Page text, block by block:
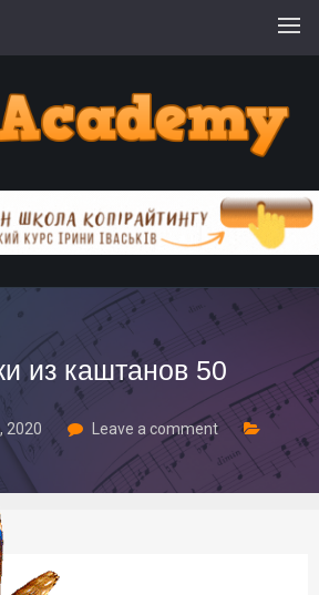
из каштанов 50
2020 Leave a comment